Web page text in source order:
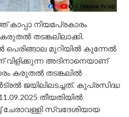
നിയമപ്രകാരം
തടങ്കലിലാക്കി.
പെരിങ്ങാല മുറിയിൽ കുന്നേൽ
വിളിക്കുന്ന അദിനാനെയാണ്
കരുതൽ തടങ്കലിൽ
ജയിലിലടച്ചത്. കുപ്രസിദ്ധ
തീയതിയിൽ
ചേരാവള്ളി സ്വദേശിയായ